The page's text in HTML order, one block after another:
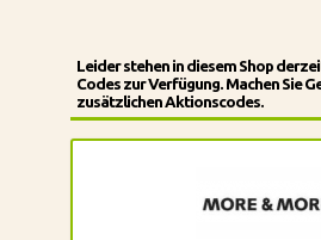
Leider stehen in diesem Shop
Codes zur Verfügung. Machen Sie
zusätzlichen Aktionscodes.